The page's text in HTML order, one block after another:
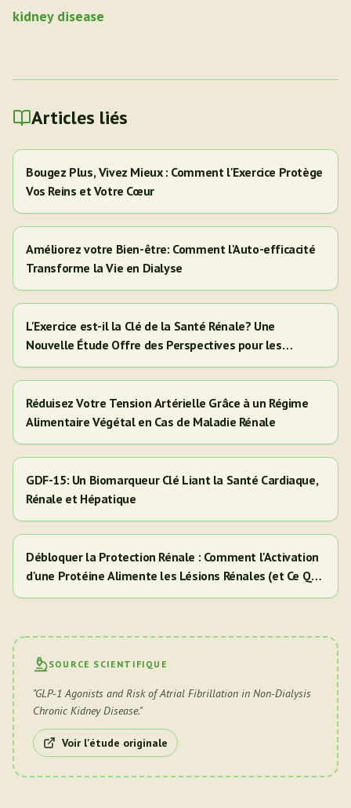
kidney disease
Articles liés
Bougez Plus, Vivez Mieux : Comment l'Exercice Protège
Vos Reins et Votre Cœur
Améliorez votre Bien-être: Comment l'Auto-efficacité
Transforme la Vie en Dialyse
L'Exercice est-il la Clé de la Santé Rénale? Une
Nouvelle Étude Offre des Perspectives pour les
Adultes Hispaniques/Latinos
Réduisez Votre Tension Artérielle Grâce à un Régime
Alimentaire Végétal en Cas de Maladie Rénale
GDF-15: Un Biomarqueur Clé Liant la Santé Cardiaque,
Rénale et Hépatique
Débloquer la Protection Rénale : Comment l'Activation
d'une Protéine Alimente les Lésions Rénales (et Ce Que
Cela Signifie Pour Vous)
SOURCE SCIENTIFIQUE
"GLP-1 Agonists and Risk of Atrial Fibrillation in Non-Dialysis
Chronic Kidney Disease."
Voir l'étude originale